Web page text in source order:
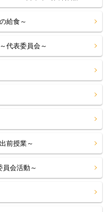
食～
表委員会～
前授業～
会活動～